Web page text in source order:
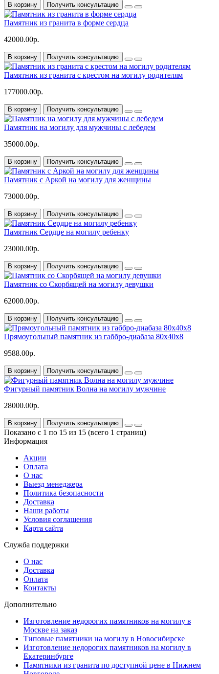
В корзину Получить консультацию
Памятник из гранита в форме сердца
42000.00р.
В корзину Получить консультацию
Памятник из гранита с крестом на могилу родителям
177000.00р.
В корзину Получить консультацию
Памятник на могилу для мужчины с лебедем
35000.00р.
В корзину Получить консультацию
Памятник с Аркой на могилу для женщины
73000.00р.
В корзину Получить консультацию
Памятник Сердце на могилу ребенку
23000.00р.
В корзину Получить консультацию
Памятник со Скорбящей на могилу девушки
62000.00р.
В корзину Получить консультацию
Прямоугольный памятник из габбро-диабаза 80x40x8
9588.00р.
В корзину Получить консультацию
Фигурный памятник Волна на могилу мужчине
28000.00р.
В корзину Получить консультацию
Показано с 1 по 15 из 15 (всего 1 страниц)
Информация
Акции
Оплата
О нас
Выезд менеджера
Политика безопасности
Доставка
Наши работы
Условия соглашения
Карта сайта
Служба поддержки
О нас
Доставка
Оплата
Контакты
Дополнительно
Изготовление недорогих памятников на могилу в
Москве на заказ
Типовые памятники на могилу в Новосибирске
Изготовление недорогих памятников на могилу в
Екатеринбурге
Памятники из гранита по доступной цене в Нижнем